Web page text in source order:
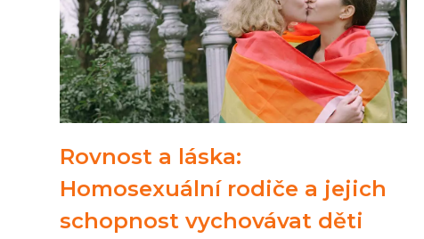
Rovnost a láska:
Homosexuální rodiče a jejich
schopnost vychovávat děti